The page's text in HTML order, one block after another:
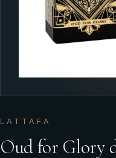
LATTAFA
Oud for Glory